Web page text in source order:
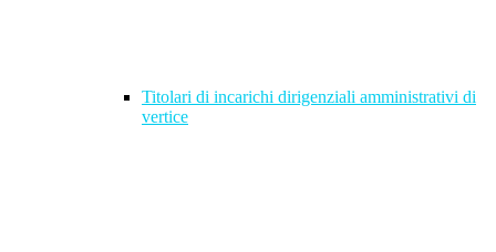
Titolari di incarichi dirigenziali amministrativi di
vertice